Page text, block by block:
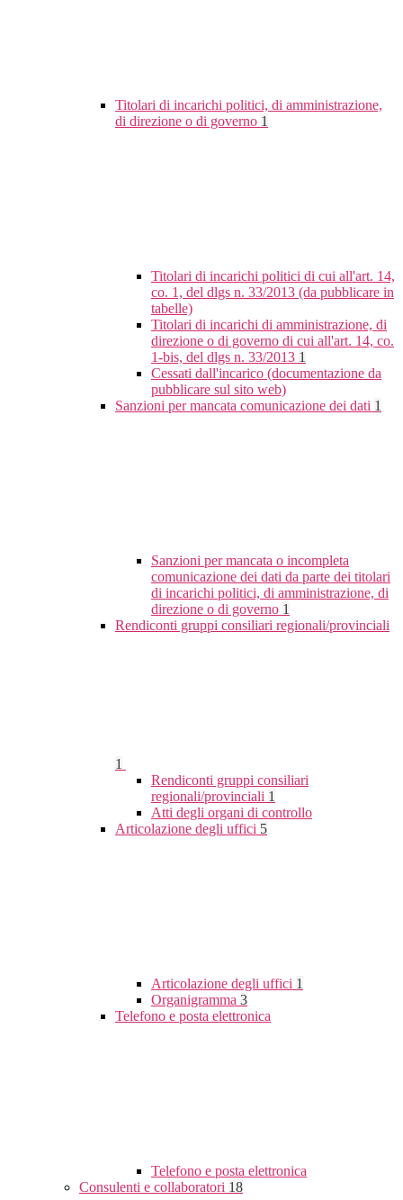
Titolari di incarichi politici, di amministrazione,
di direzione o di governo 1
Titolari di incarichi politici di cui all'art. 14,
co. 1, del dlgs n. 33/2013 (da pubblicare in
tabelle)
Titolari di incarichi di amministrazione, di
direzione o di governo di cui all'art. 14, co.
1-bis, del dlgs n. 33/2013 1
Cessati dall'incarico (documentazione da
pubblicare sul sito web)
Sanzioni per mancata comunicazione dei dati 1
Sanzioni per mancata o incompleta
comunicazione dei dati da parte dei titolari
di incarichi politici, di amministrazione, di
direzione o di governo 1
Rendiconti gruppi consiliari regionali/provinciali
1
Rendiconti gruppi consiliari
regionali/provinciali 1
Atti degli organi di controllo
Articolazione degli uffici 5
Articolazione degli uffici 1
Organigramma 3
Telefono e posta elettronica
Telefono e posta elettronica
Consulenti e collaboratori 18